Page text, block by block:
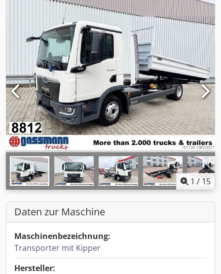
1 / 15
Daten zur Maschine
Maschinenbezeichnung:
Transporter mit Kipper
Hersteller: